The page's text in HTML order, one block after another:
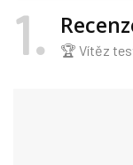
1 🏆 Vítěz